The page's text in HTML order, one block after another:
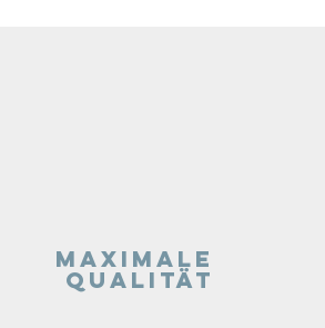
Maximale
Qualität